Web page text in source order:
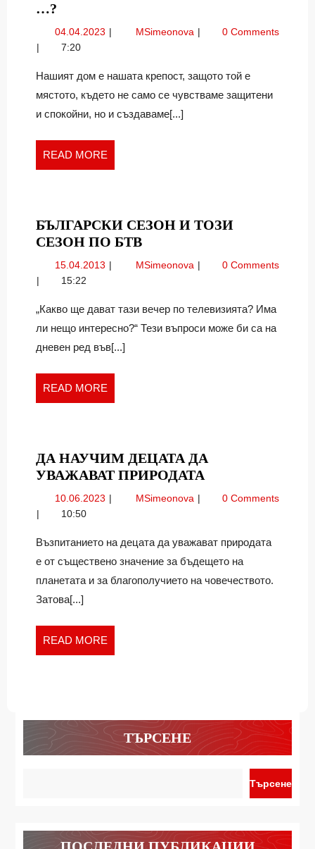
…?
В
БЪДЕЩЕ:
И
…?
04.04.2023 04.04.2023MSimeonova Домовете
умни
0 Comments
7:20
Нашият дом е нашата крепост, защото той е
мястото, където не само се чувстваме защитени
и спокойни, но и създаваме[...]
READ MORE
MORE
БЪЛГАРСКИ СЕЗОН И ТОЗИ
СЕЗОН ПО БТВБЪЛГАРСКИ
СЕЗОН
СЕЗОН
ПО
15.04.2013 15.04.2013MSimeonova Български
този
0 Comments
15:22
„Какво ще дават тази вечер по телевизията? Има
ли нещо интересно?“ Тези въпроси може би са на
дневен ред във[...]
READ MORE
MORE
ДА НАУЧИМ ДЕЦАТА ДА
УВАЖАВАТ ПРИРОДАТА
НАУЧИМ
УВАЖАВАТ
ПРИРОДАТА
10.06.2023 10.06.2023MSimeonova Да
да
природата
0 Comments
10:50
Възпитанието на децата да уважават природата
е от съществено значение за бъдещето на
планетата и за благополучието на човечеството.
Затова[...]
READ MORE
MORE
ТЪРСЕНЕ
Търсене